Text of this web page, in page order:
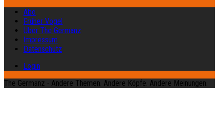
Abo
Früher Vogel
Über The Germanz
Impressum
Datenschutz
Login
The Germanz - Andere Themen. Andere Köpfe. Andere Meinungen.